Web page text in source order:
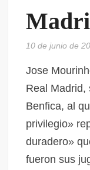
10 de junio de
Jose
Real Madrid,
Benfica, al
privilegio»
duradero»
fueron sus